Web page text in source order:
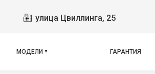
улица Цвиллинга, 25
МОДЕЛИ
X3 GT
X3 Pro
ГАРАНТИЯ